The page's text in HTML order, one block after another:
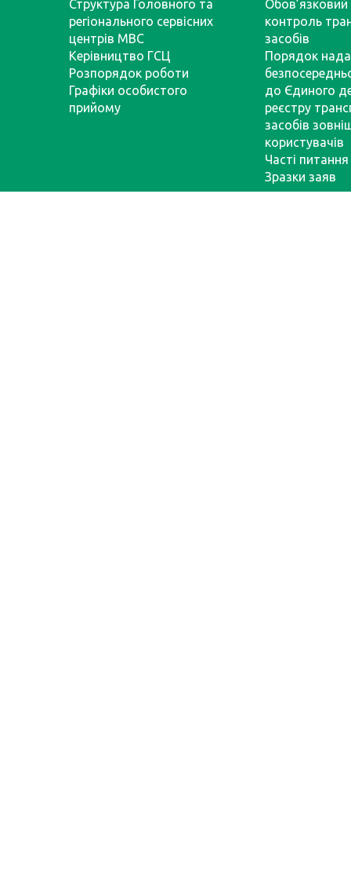
Структура Головного та
регіонального сервісних
центрів МВС
Керівництво ГСЦ
Розпорядок роботи
Графіки особистого
прийому
Обов’язковий
контроль
засобів
Порядок
до Єдиного
реєстру
засобів
користувачів
Часті питання
Зразки заяв